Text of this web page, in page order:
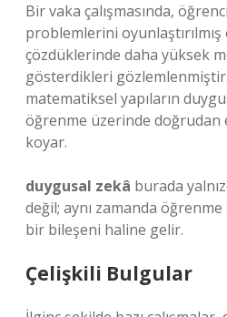
Bir vaka çalışmasında,
problemlerini
çözdüklerinde daha yüksek
gösterdikleri
matematiksel yapıların
öğrenme üzerinde
koyar.
duygusal zekâ burada
değil; aynı zamanda
bir bileşeni haline gelir.
Çelişkili Bulgular